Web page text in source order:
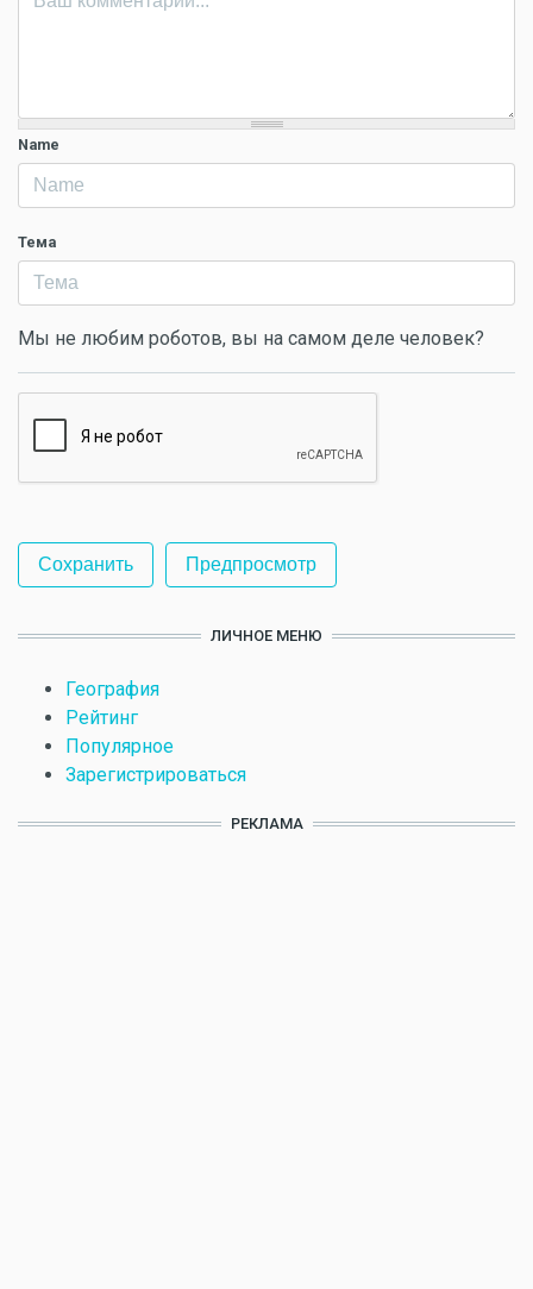
Name
Тема
Мы не любим роботов, вы на самом деле человек?
ЛИЧНОЕ МЕНЮ
География
Рейтинг
Популярное
Зарегистрироваться
РЕКЛАМА